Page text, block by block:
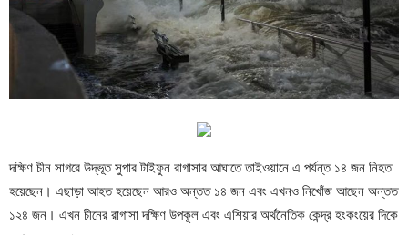
দক্ষিণ চীন সাগরে উদ্ভূত সুপার টাইফুন রাগাসার আঘাতে তাইওয়ানে এ পর্যন্ত ১৪ জন নিহত
হয়েছেন। এছাড়া আহত হয়েছেন আরও অন্তত ১৪ জন এবং এখনও নিখোঁজ আছেন অন্তত
১২৪ জন। এখন চীনের রাগাসা দক্ষিণ উপকূল এবং এশিয়ার অর্থনৈতিক কেন্দ্র হংকংয়ের দিকে